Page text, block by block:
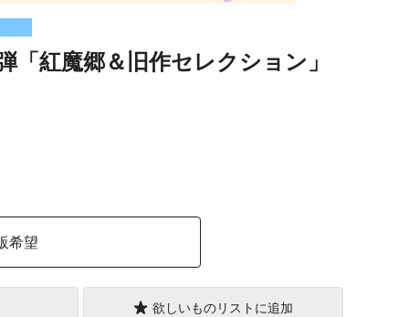
「紅魔郷＆旧作セレクション」
希望
欲しいものリストに追加